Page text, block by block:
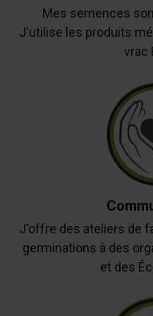
Mes semences
J'utilise les produits
vrac
J'offre des ateliers de
germinations à des
et des